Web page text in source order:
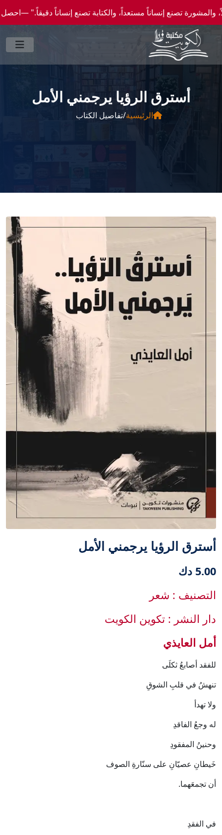
إنساناً مستعداً، والكتابة تصنع إنساناً دقيقاً." —احصل علي عروض وخصومات خاصة عن
أسترق الرؤيا يرجمني الأمل
الرئيسية/تفاصيل الكتاب
أسترق الرؤيا يرجمني الأمل
5.00 دك
التصنيف : شعر
دار النشر : تكوين الكويت
أمل العايذي
للفقد أصابعُ ثكلَى
تنهشُ في قلبِ الشوقِ
ولا تهدأ
له وجعُ الفاقدِ
وحنينُ المفقودِ
خَيطانِ عصيّانِ على سنّارةِ الصوف
أن تجمعَهما.
في الفقدِ